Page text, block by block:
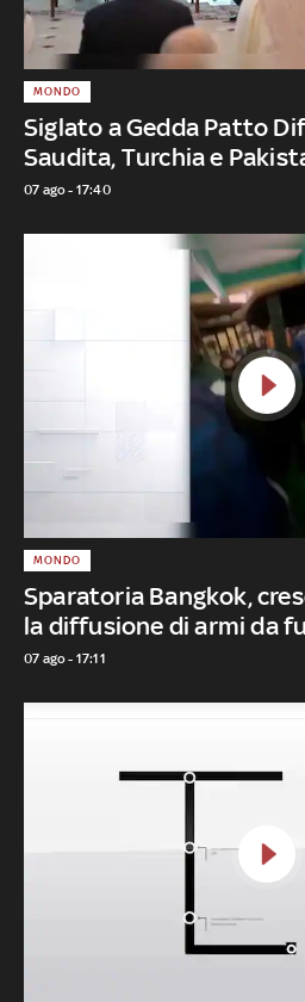
Siglato a Gedda Patto
Saudita, Turchia e
MONDO
07 ago - 17:40
Sparatoria Bangkok,
la diffusione di armi da
MONDO
07 ago - 17:11